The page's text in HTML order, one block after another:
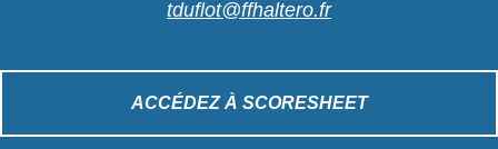
tduflot@ffhaltero.fr
ACCÉDEZ À SCORESHEET